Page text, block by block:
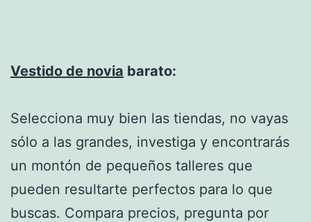
Vestido de novia barato:
Selecciona muy bien las tiendas, no vayas
sólo a las grandes, investiga y encontrarás
un montón de pequeños talleres que
pueden resultarte perfectos para lo que
buscas. Compara precios, pregunta por